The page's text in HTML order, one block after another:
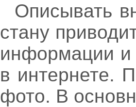
Описывать
стану
информации и
в интернете.
фото. В